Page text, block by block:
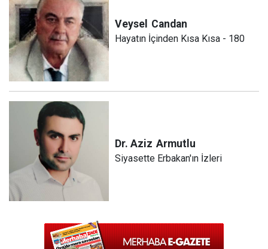
Veysel Candan
Hayatın İçinden Kısa Kısa - 180
Dr. Aziz Armutlu
Siyasette Erbakan'ın İzleri